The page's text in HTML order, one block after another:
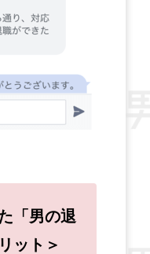
「男の退
ット＞